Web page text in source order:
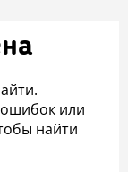
ошибок или
найти